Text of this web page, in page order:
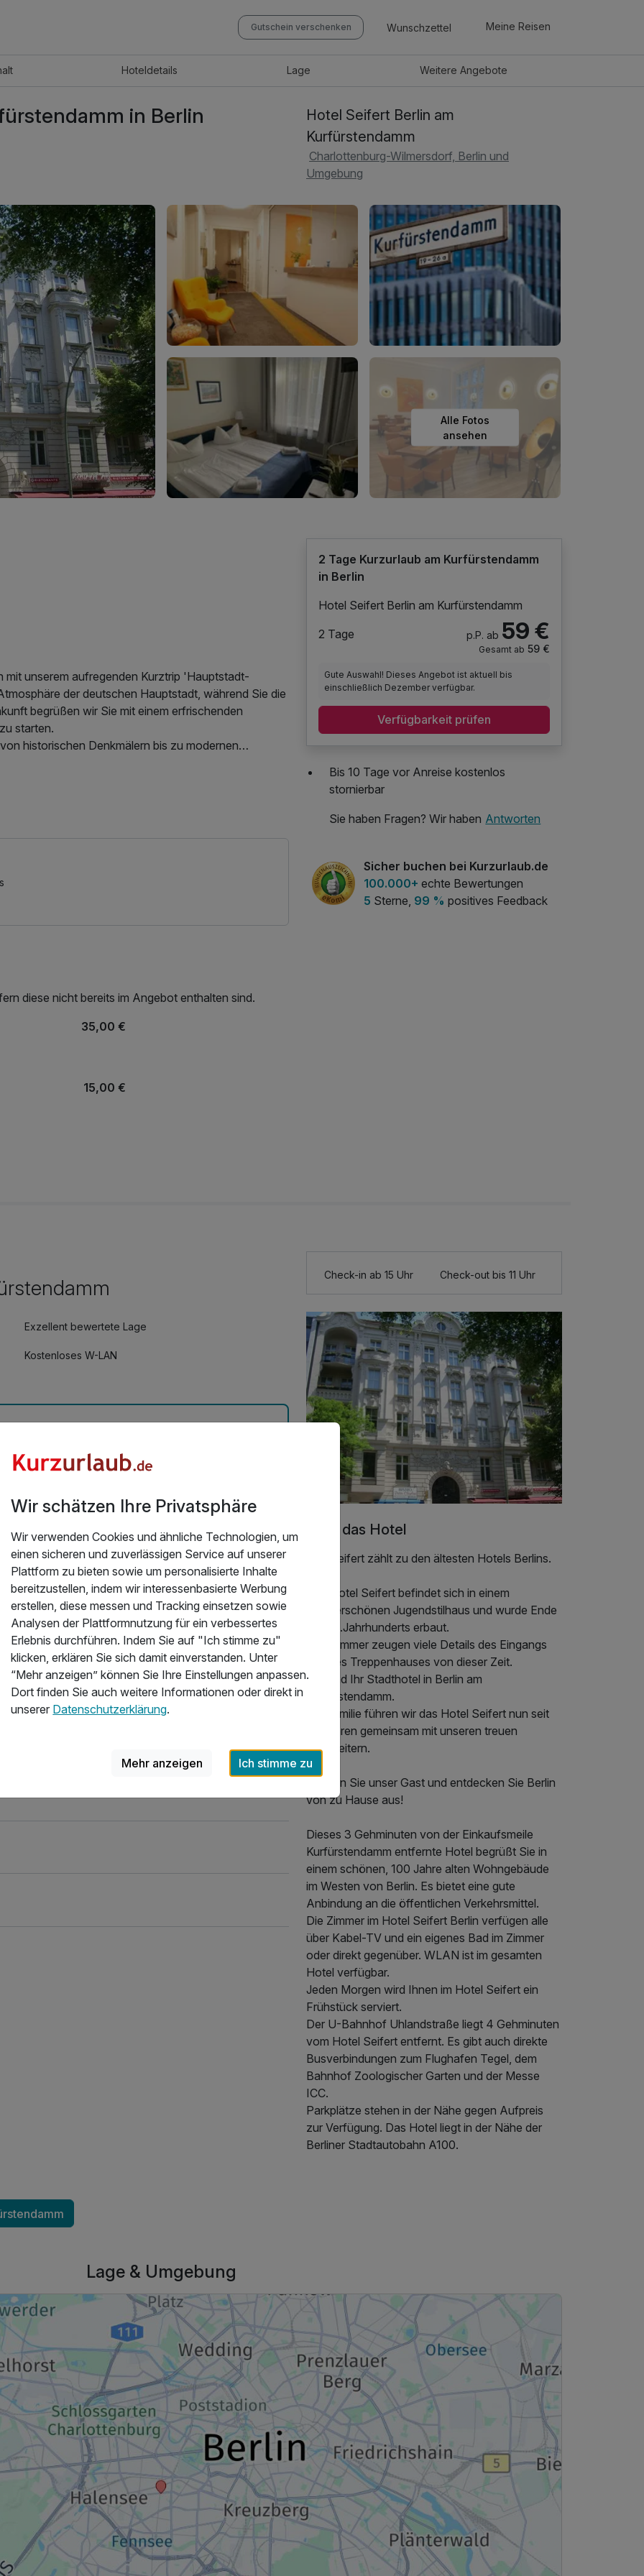
Gutschein verschenken Wunschzettel Meine Reisen
Hoteldetails Lage WeitereAngebote
in Berlin
Hotel Seifert Berlin am
Kurfürstendamm
Charlottenburg-Wilmersdorf, Berlin und
Umgebung
Alle Fotos
ansehen
mit unserem aufregenden Kurztrip 'Hauptstadt-
der deutschen Hauptstadt, während Sie die
begrüßen wir Sie mit einem erfrischenden
starten.
historischen Denkmälern bis zu modernen
Viertel schlendern. Genießen Sie kulinarische
Sie die einzigartige Mischung aus Geschichte
Kurzreise bietet Ihnen die perfekte Gelegenheit,
diese nicht bereits im Angebot enthalten sind.
35,00 €
15,00 €
15,00 €
2 Tage Kurzurlaub am Kurfürstendamm
in Berlin
Hotel Seifert Berlin am Kurfürstendamm
2 Tage
p.P. ab 59 €
Gesamt ab 59 €
Gute Auswahl! Dieses Angebot ist aktuell bis
einschließlich Dezember verfügbar.
Verfügbarkeit prüfen
Bis 10 Tage vor Anreise kostenlos
stornierbar
Sie haben Fragen? Wir haben Antworten
Sicher buchen bei Kurzurlaub.de
100.000+ echte Bewertungen
5 Sterne, 99 % positives Feedback
Exzellent bewertete Lage
Kostenloses W-LAN
Städte Trip genau das richtige !
Check-in ab 15 Uhr Check-out bis 11 Uhr
Über das Hotel
Das Seifert zählt zu den ältesten Hotels Berlins.
Das Hotel Seifert befindet sich in einem
wunderschönen Jugendstilhaus und wurde Ende
des 19.Jahrhunderts erbaut.
Noch immer zeugen viele Details des Eingangs
und des Treppenhauses von dieser Zeit.
Wir sind Ihr Stadthotel in Berlin am
Kurfürstendamm.
Als Familie führen wir das Hotel Seifert nun seit
25 Jahren gemeinsam mit unseren treuen
Mitarbeitern.
Werden Sie unser Gast und entdecken Sie Berlin
von zu Hause aus!
Dieses 3 Gehminuten von der Einkaufsmeile
Kurfürstendamm entfernte Hotel begrüßt Sie in
einem schönen, 100 Jahre alten Wohngebäude
im Westen von Berlin. Es bietet eine gute
Anbindung an die öffentlichen Verkehrsmittel.
Die Zimmer im Hotel Seifert Berlin verfügen alle
über Kabel-TV und ein eigenes Bad im Zimmer
oder direkt gegenüber. WLAN ist im gesamten
Hotel verfügbar.
Jeden Morgen wird Ihnen im Hotel Seifert ein
Frühstück serviert.
Der U-Bahnhof Uhlandstraße liegt 4 Gehminuten
vom Hotel Seifert entfernt. Es gibt auch direkte
Busverbindungen zum Flughafen Tegel, dem
Bahnhof Zoologischer Garten und der Messe
ICC.
Parkplätze stehen in der Nähe gegen Aufpreis
zur Verfügung. Das Hotel liegt in der Nähe der
Berliner Stadtautobahn A100.
Lage & Umgebung
Wir schätzen Ihre Privatsphäre
Wir verwenden Cookies und ähnliche Technologien, um
einen sicheren und zuverlässigen Service auf unserer
Plattform zu bieten sowie um personalisierte Inhalte
bereitzustellen, indem wir interessenbasierte Werbung
erstellen, diese messen und Tracking einsetzen sowie
Analysen der Plattformnutzung für ein verbessertes
Erlebnis durchführen. Indem Sie auf "Ich stimme zu"
klicken, erklären Sie sich damit einverstanden. Unter
“Mehr anzeigen” können Sie Ihre Einstellungen anpassen.
Dort finden Sie auch weitere Informationen oder direkt in
unserer Datenschutzerklärung.
Mehr anzeigen Ich stimme zu